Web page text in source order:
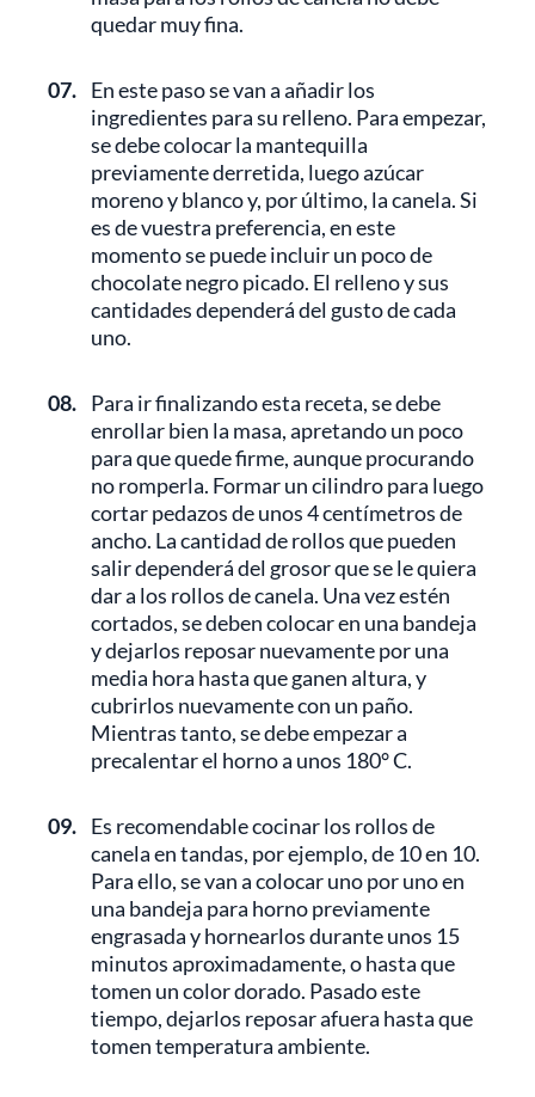
quedar muy fina.
07. En este paso se van a añadir los
ingredientes para su relleno. Para empezar,
se debe colocar la mantequilla
previamente derretida, luego azúcar
moreno y blanco y, por último, la canela. Si
es de vuestra preferencia, en este
momento se puede incluir un poco de
chocolate negro picado. El relleno y sus
cantidades dependerá del gusto de cada
uno.
08. Para ir finalizando esta receta, se debe
enrollar bien la masa, apretando un poco
para que quede firme, aunque procurando
no romperla. Formar un cilindro para luego
cortar pedazos de unos 4 centímetros de
ancho. La cantidad de rollos que pueden
salir dependerá del grosor que se le quiera
dar a los rollos de canela. Una vez estén
cortados, se deben colocar en una bandeja
y dejarlos reposar nuevamente por una
media hora hasta que ganen altura, y
cubrirlos nuevamente con un paño.
Mientras tanto, se debe empezar a
precalentar el horno a unos 180° C.
09. Es recomendable cocinar los rollos de
canela en tandas, por ejemplo, de 10 en 10.
Para ello, se van a colocar uno por uno en
una bandeja para horno previamente
engrasada y hornearlos durante unos 15
minutos aproximadamente, o hasta que
tomen un color dorado. Pasado este
tiempo, dejarlos reposar afuera hasta que
tomen temperatura ambiente.